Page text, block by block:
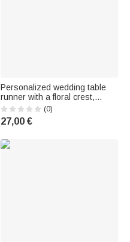
Personalized wedding table
runner with a floral crest,
featuring the venue and time –
Home decor and wedding
reception gift for engaged
(0)
27,00 €